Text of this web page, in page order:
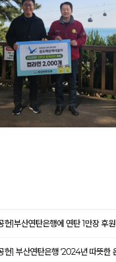
헌]부산연탄은행에 연탄 1만장 후원